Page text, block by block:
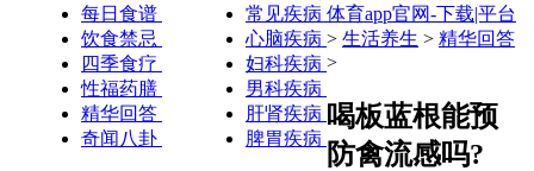
每日食谱
饮食禁忌
四季食疗
性福药膳
精华回答
奇闻八卦
常见疾病
心脑疾病
妇科疾病
男科疾病
肝肾疾病
脾胃疾病
体育app官网-下载|平台
> 生活养生 > 精华回答
>
喝板蓝根能预
防禽流感吗?